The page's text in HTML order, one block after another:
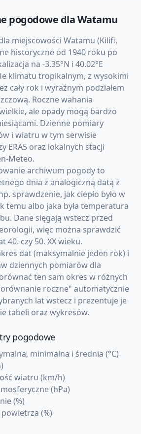
pogodowe dlaWatamu
miejscowości Watamu (Kilifi,
historyczne od 1940 roku po
na -3.35°N i 40.02°E
klimatu tropikalnym, z wysokimi
cały rok i wyraźnym podziałem
Roczne wahania
ale opady mogą bardzo
Dzienne pomiary
i wiatru w tym serwisie
ERA5 oraz lokalnych stacji
Meteo.
archiwum pogody to
dnia z analogiczną datą z
sprawdzenie, jak ciepło było w
temu albo jaka była temperatura
Dane sięgają wstecz przed
więc można sprawdzić
40. czy 50. XX wieku.
dat (maksymalnie jeden rok) i
dziennych pomiarów dla
ten sam okres w różnych
roczne" automatycznie
lat wstecz i prezentuje je
tabeli oraz wykresów.
pogodowe
minimalna i średnia (°C)
wiatru (km/h)
(hPa)
(%)
(%)